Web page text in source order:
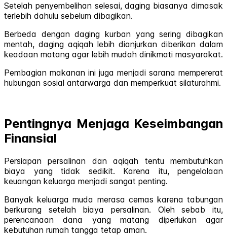
Setelah penyembelihan selesai, daging biasanya dimasak
terlebih dahulu sebelum dibagikan.
Berbeda dengan daging kurban yang sering dibagikan
mentah, daging aqiqah lebih dianjurkan diberikan dalam
keadaan matang agar lebih mudah dinikmati masyarakat.
Pembagian makanan ini juga menjadi sarana mempererat
hubungan sosial antarwarga dan memperkuat silaturahmi.
Pentingnya Menjaga Keseimbangan
Finansial
Persiapan persalinan dan aqiqah tentu membutuhkan
biaya yang tidak sedikit. Karena itu, pengelolaan
keuangan keluarga menjadi sangat penting.
Banyak keluarga muda merasa cemas karena tabungan
berkurang setelah biaya persalinan. Oleh sebab itu,
perencanaan dana yang matang diperlukan agar
kebutuhan rumah tangga tetap aman.